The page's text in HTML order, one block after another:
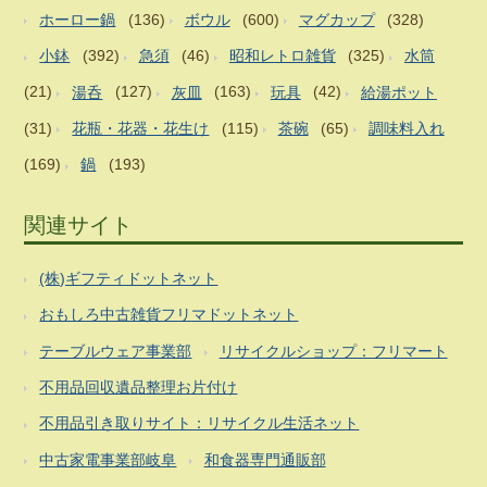
ホーロー鍋 (136) ボウル (600) マグカップ (328)
小鉢 (392) 急須 (46) 昭和レトロ雑貨 (325) 水筒
(21) 湯呑 (127) 灰皿 (163) 玩具 (42) 給湯ポット
(31) 花瓶・花器・花生け (115) 茶碗 (65) 調味料入れ
(169) 鍋 (193)
関連サイト
(株)ギフティドットネット
おもしろ中古雑貨フリマドットネット
テーブルウェア事業部 リサイクルショップ：フリマート
不用品回収遺品整理お片付け
不用品引き取りサイト：リサイクル生活ネット
中古家電事業部岐阜 和食器専門通販部